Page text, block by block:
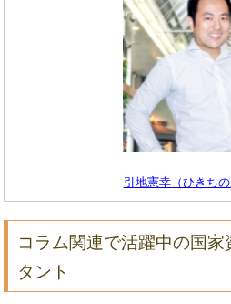
引地憲幸（ひきち
コラム関連で活躍中の国
タント